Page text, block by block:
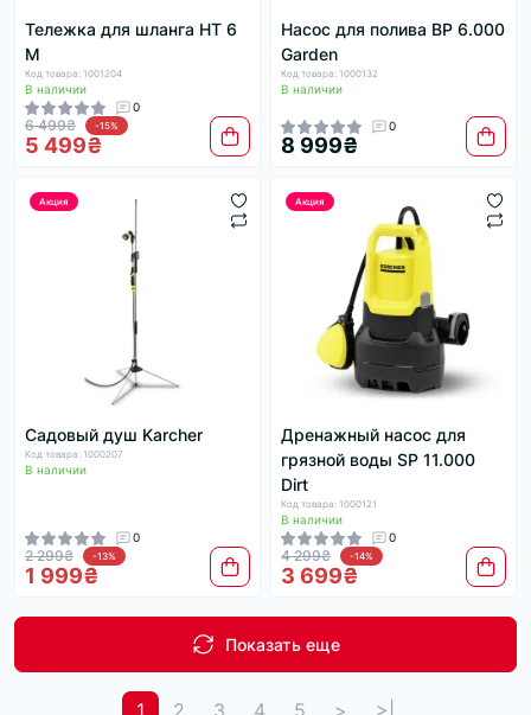
Тележка для шланга HT 6
M
Код товара: 1001204
В наличии
0
6 499₴ -15%
5 499₴
Насос для полива BP 6.000
Garden
Код товара: 1000132
В наличии
0
8 999₴
Акция
Садовый душ Karcher
Код товара: 1000207
В наличии
0
2 299₴ -13%
1 999₴
Акция
Дренажный насос для
грязной воды SP 11.000
Dirt
Код товара: 1000121
В наличии
0
4 299₴ -14%
3 699₴
Показать еще
1 2 3 4 5 > >|